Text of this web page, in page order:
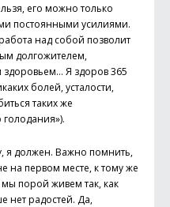
его можно только
постоянными усилиями.
над собой позволит
долгожителем,
Я здоров 365
болей, усталости,
таких же
голодания»).
я должен. Важно помнить,
на первом месте, к тому же
порой живем так, как
нет радостей. Да,